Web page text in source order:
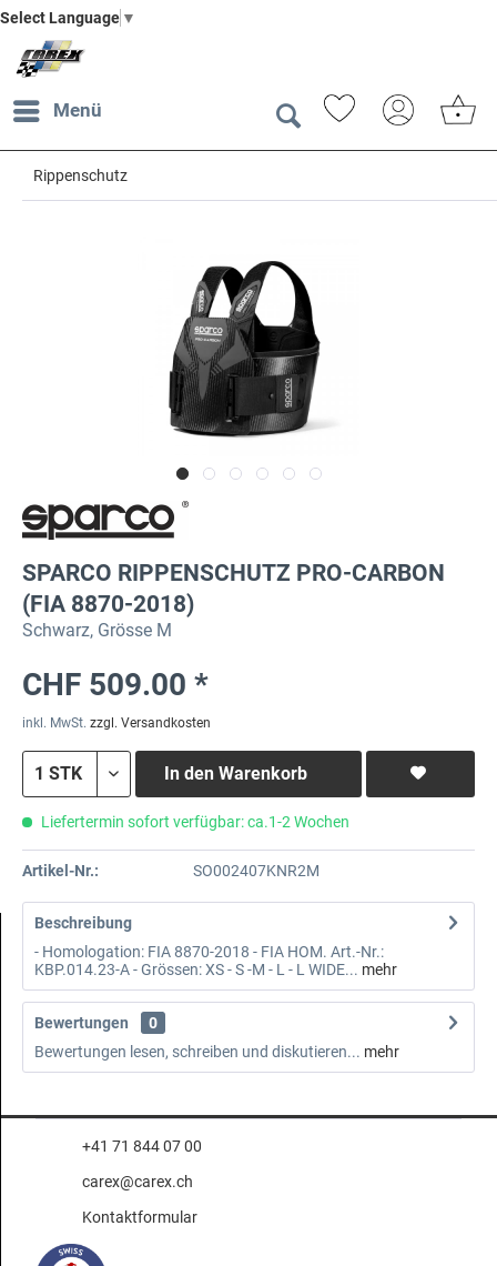
Select Language ▼
Menü
Rippenschutz
SPARCO RIPPENSCHUTZ PRO-CARBON
(FIA 8870-2018)
Schwarz, Grösse M
CHF 509.00 *
inkl. MwSt. zzgl. Versandkosten
In den Warenkorb
Liefertermin sofort verfügbar: ca.1-2 Wochen
Artikel-Nr.: SO002407KNR2M
Beschreibung
- Homologation: FIA 8870-2018 - FIA HOM. Art.-Nr.:
KBP.014.23-A - Grössen: XS - S -M - L - L WIDE... mehr
Bewertungen
0
Bewertungen lesen, schreiben und diskutieren... mehr
+41 71 844 07 00
carex@carex.ch
Kontaktformular